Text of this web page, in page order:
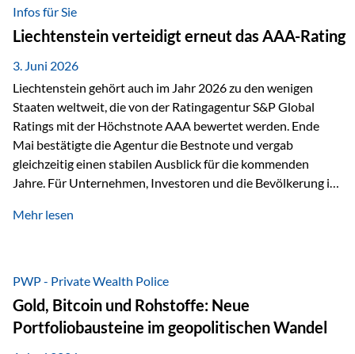
analysiert und verglichen wurden. Das Ergebnis: Die ETF-
Auswahl der Vienna-Life zählt zu den drei besten Angeboten
am Markt. Für uns ist diese Auszeichnung eine Bestätigung
unseres Weges und unseres Anspruchs,…
Infos für Sie
Liechtenstein verteidigt erneut das AAA-Rating
3. Juni 2026
Liechtenstein gehört auch im Jahr 2026 zu den wenigen
Staaten weltweit, die von der Ratingagentur S&P Global
Ratings mit der Höchstnote AAA bewertet werden. Ende
Mai bestätigte die Agentur die Bestnote und vergab
gleichzeitig einen stabilen Ausblick für die kommenden
Jahre. Für Unternehmen, Investoren und die Bevölkerung ist
finanzielle Stabilität des Landes sowie das Vertrauen
trotz Herausforderungen Die weltwirtschaftlichen
Rahmenbedingungen bleiben anspruchsvoll. Geopolitische
Unsicherheiten, eine verhaltene Investitionstätigkeit und
eine schwächere Nachfrage in wichtigen Exportmärkten
Mehr lesen
PWP - Private Wealth Police
Gold, Bitcoin und Rohstoffe: Neue
Portfoliobausteine im geopolitischen Wandel